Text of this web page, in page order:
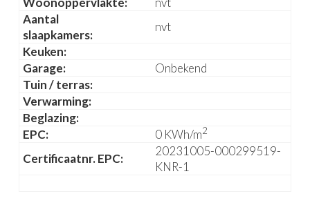
Aantal
slaapkamers:
nvt
Keuken:
Garage:
Onbekend
Tuin / terras:
Verwarming:
Beglazing:
EPC:
0 KWh/m2
Certificaatnr. EPC:
20231005-000299519-
KNR-1